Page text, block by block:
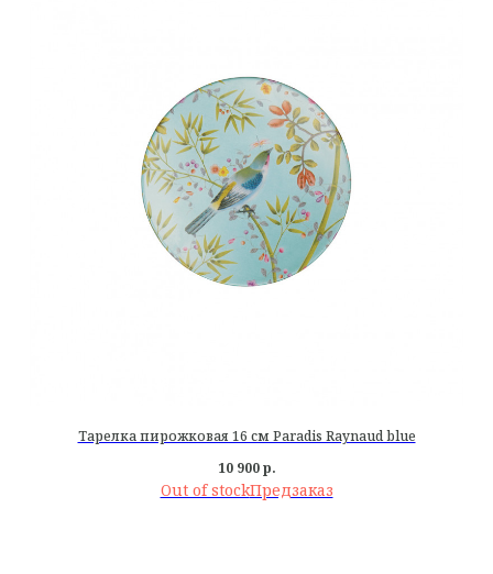
Тарелка пирожковая 16 см Paradis Raynaud blue
10 900 р.
Out of stock